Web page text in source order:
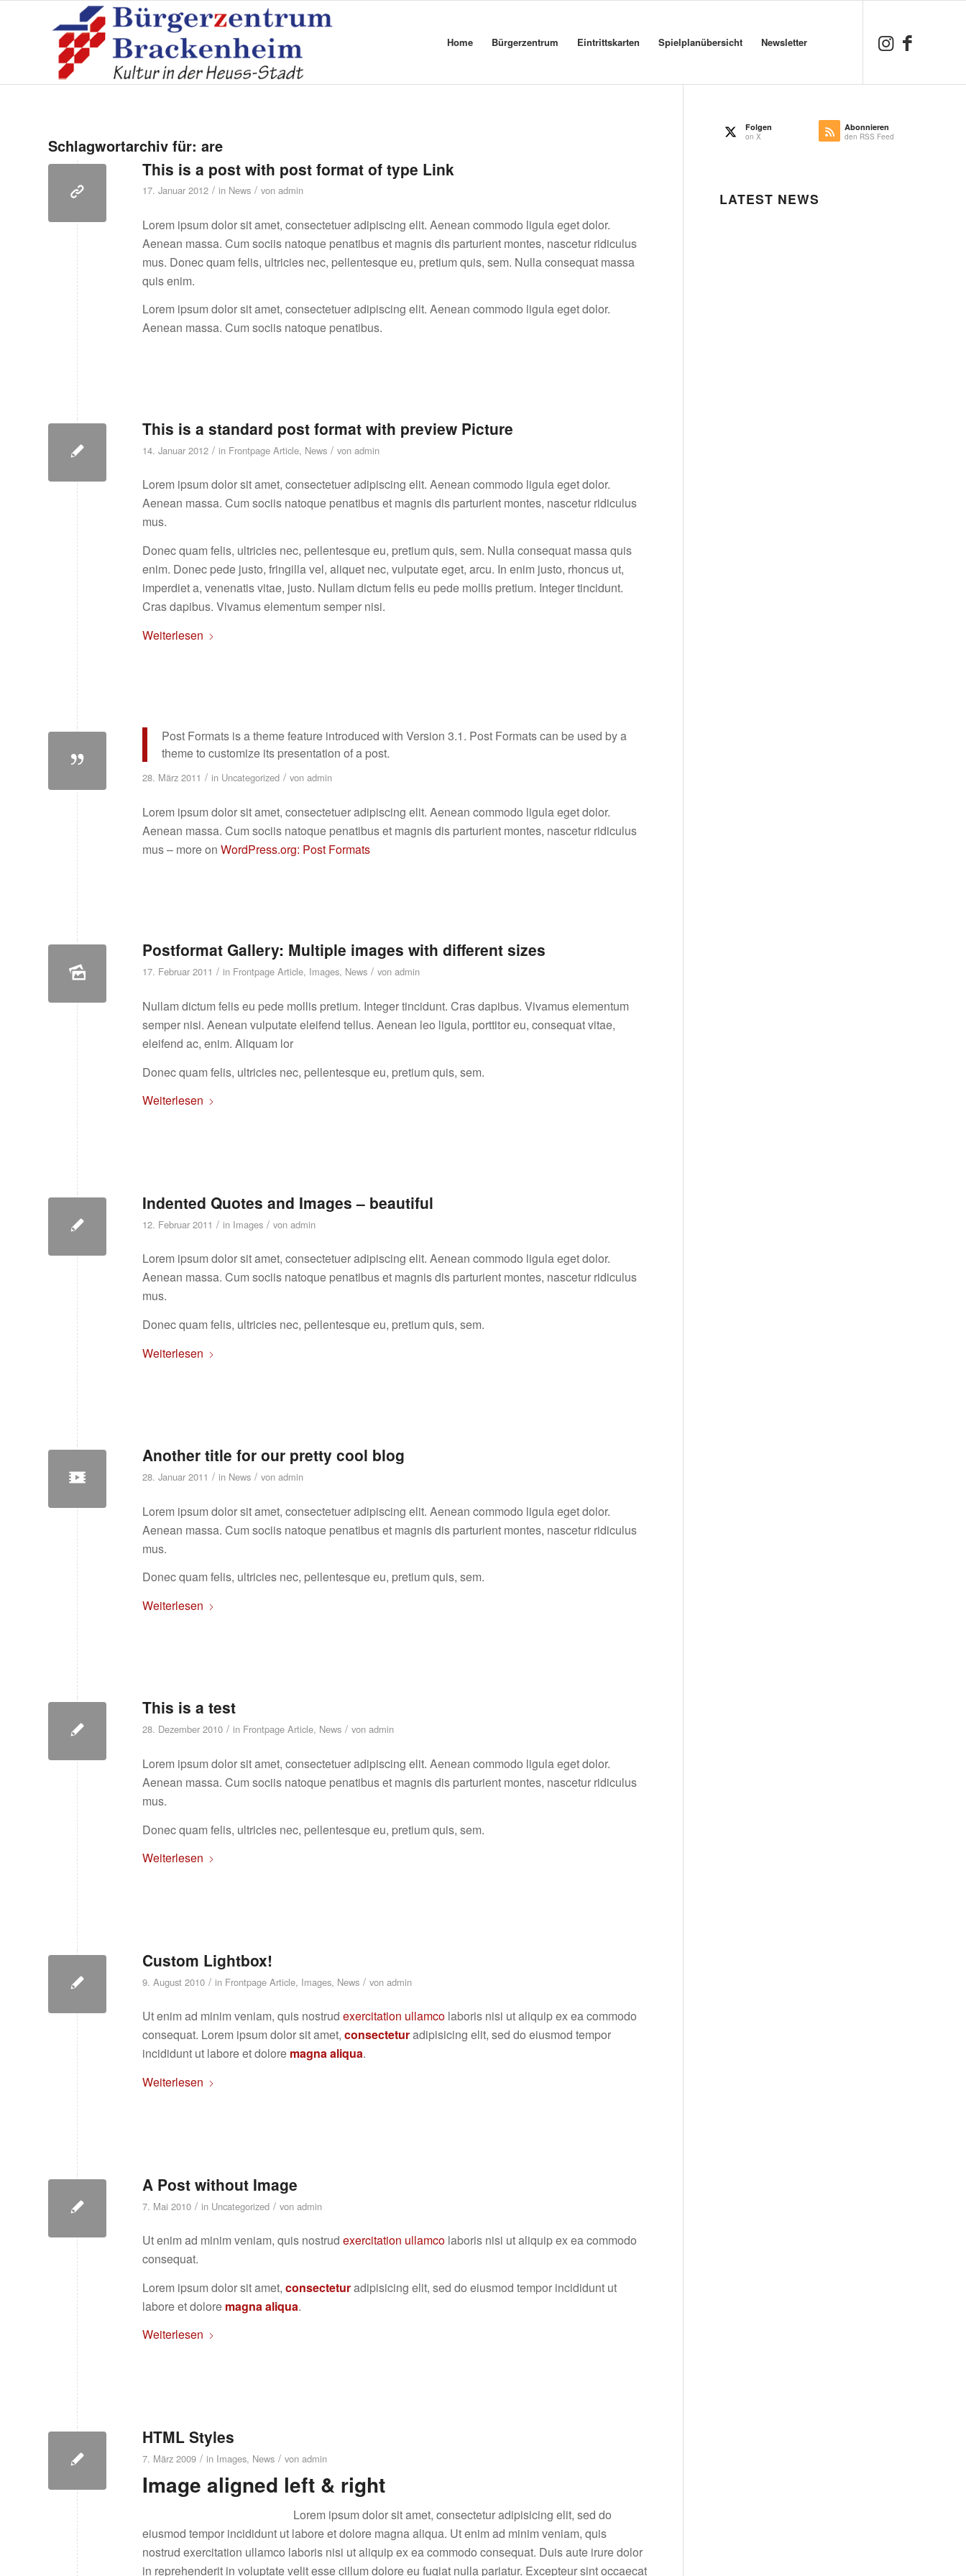
Home Bürgerzentrum Eintrittskarten Spielplanübersicht Newsletter
Schlagwortarchiv für: are
This is a post with post format of type Link
17. Januar 2012 / in News / von admin
Lorem ipsum dolor sit amet, consectetuer adipiscing elit. Aenean commodo ligula eget dolor.
Aenean massa. Cum sociis natoque penatibus et magnis dis parturient montes, nascetur ridiculus
mus. Donec quam felis, ultricies nec, pellentesque eu, pretium quis, sem. Nulla consequat massa
quis enim.
Lorem ipsum dolor sit amet, consectetuer adipiscing elit. Aenean commodo ligula eget dolor.
Aenean massa. Cum sociis natoque penatibus.
This is a standard post format with preview Picture
14. Januar 2012 / in Frontpage Article, News / von admin
Lorem ipsum dolor sit amet, consectetuer adipiscing elit. Aenean commodo ligula eget dolor.
Aenean massa. Cum sociis natoque penatibus et magnis dis parturient montes, nascetur ridiculus
mus.
Donec quam felis, ultricies nec, pellentesque eu, pretium quis, sem. Nulla consequat massa quis
enim. Donec pede justo, fringilla vel, aliquet nec, vulputate eget, arcu. In enim justo, rhoncus ut,
imperdiet a, venenatis vitae, justo. Nullam dictum felis eu pede mollis pretium. Integer tincidunt.
Cras dapibus. Vivamus elementum semper nisi.
Weiterlesen
Post Formats is a theme feature introduced with Version 3.1. Post Formats can be used by a
theme to customize its presentation of a post.
28. März 2011 / in Uncategorized / von admin
Lorem ipsum dolor sit amet, consectetuer adipiscing elit. Aenean commodo ligula eget dolor.
Aenean massa. Cum sociis natoque penatibus et magnis dis parturient montes, nascetur ridiculus
mus – more on WordPress.org: Post Formats
Postformat Gallery: Multiple images with different sizes
17. Februar 2011 / in Frontpage Article, Images, News / von admin
Nullam dictum felis eu pede mollis pretium. Integer tincidunt. Cras dapibus. Vivamus elementum
semper nisi. Aenean vulputate eleifend tellus. Aenean leo ligula, porttitor eu, consequat vitae,
eleifend ac, enim. Aliquam lor
Donec quam felis, ultricies nec, pellentesque eu, pretium quis, sem.
Weiterlesen
Indented Quotes and Images – beautiful
12. Februar 2011 / in Images / von admin
Lorem ipsum dolor sit amet, consectetuer adipiscing elit. Aenean commodo ligula eget dolor.
Aenean massa. Cum sociis natoque penatibus et magnis dis parturient montes, nascetur ridiculus
mus.
Donec quam felis, ultricies nec, pellentesque eu, pretium quis, sem.
Weiterlesen
Another title for our pretty cool blog
28. Januar 2011 / in News / von admin
Lorem ipsum dolor sit amet, consectetuer adipiscing elit. Aenean commodo ligula eget dolor.
Aenean massa. Cum sociis natoque penatibus et magnis dis parturient montes, nascetur ridiculus
mus.
Donec quam felis, ultricies nec, pellentesque eu, pretium quis, sem.
Weiterlesen
This is a test
28. Dezember 2010 / in Frontpage Article, News / von admin
Lorem ipsum dolor sit amet, consectetuer adipiscing elit. Aenean commodo ligula eget dolor.
Aenean massa. Cum sociis natoque penatibus et magnis dis parturient montes, nascetur ridiculus
mus.
Donec quam felis, ultricies nec, pellentesque eu, pretium quis, sem.
Weiterlesen
Custom Lightbox!
9. August 2010 / in Frontpage Article, Images, News / von admin
Ut enim ad minim veniam, quis nostrud exercitation ullamco laboris nisi ut aliquip ex ea commodo
consequat. Lorem ipsum dolor sit amet, consecteturadipisicing elit, sed do eiusmod tempor
incididunt ut labore et dolore magna aliqua.
Weiterlesen
A Post without Image
7. Mai 2010 / in Uncategorized / von admin
Ut enim ad minim veniam, quis nostrud exercitation ullamco laboris nisi ut aliquip ex ea commodo
consequat.
Lorem ipsum dolor sit amet, consecteturadipisicing elit, sed do eiusmod tempor incididunt ut
labore et dolore magna aliqua.
Weiterlesen
HTML Styles
7. März 2009 / in Images, News / von admin
Image aligned left & right
Lorem ipsum dolor sit amet, consectetur adipisicing elit, sed do
eiusmod tempor incididunt ut labore et dolore magna aliqua. Ut enim ad minim veniam, quis
nostrud exercitation ullamco laboris nisi ut aliquip ex ea commodo consequat. Duis aute irure dolor
in reprehenderit in voluptate velit esse cillum dolore eu fugiat nulla pariatur. Excepteur sint occaecat
Folgen
on X
Abonnieren
den RSS Feed
LATEST NEWS